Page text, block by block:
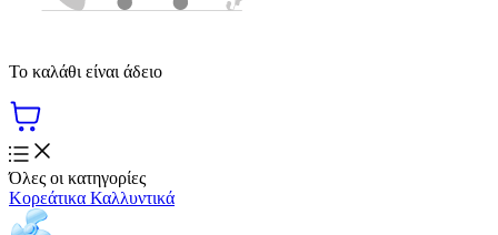
Το καλάθι είναι άδειο
Όλες οι κατηγορίες
Κορεάτικα Καλλυντικά